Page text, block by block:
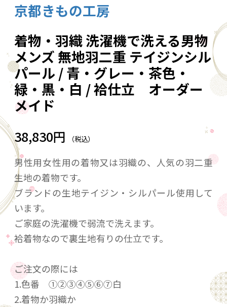
京都きもの工房
着物・羽織 洗濯機で洗える男物
メンズ 無地羽二重 テイジンシル
パール / 青・グレー・茶色・
緑・黒・白 / 袷仕立 オーダー
メイド
38,830円 （税込）
男性用女性用の着物又は羽織の、人気の羽二重
生地の着物です。
ブランドの生地テイジン・シルパール使用して
います。
ご家庭の洗濯機で弱流で洗えます。
袷着物なので裏生地有りの仕立です。
ご注文の際には
1.色番 ①②③④⑤⑥⑦白
2.着物か羽織か